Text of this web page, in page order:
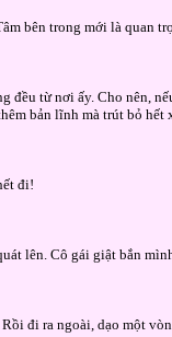
bên trong mới là quan
đều từ nơi ấy. Cho nên,
bản lĩnh mà trút bỏ
đi!
lên. Cô gái giật bắn
đi ra ngoài, dạo một